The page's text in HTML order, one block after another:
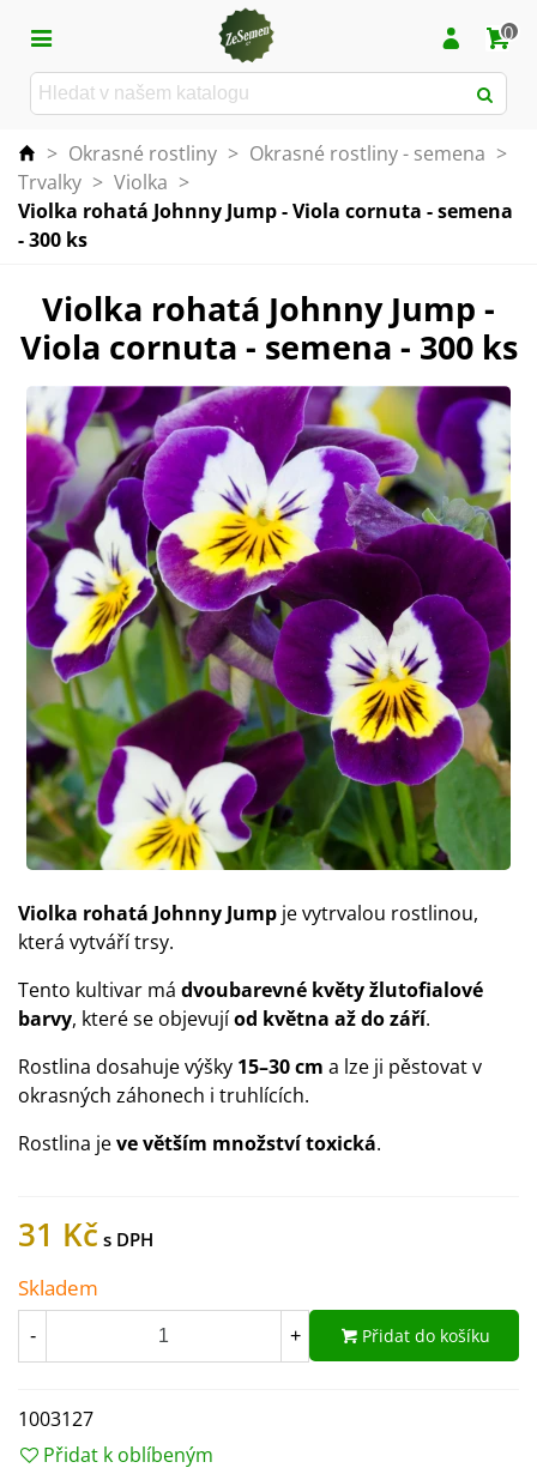
0
> Okrasné rostliny > Okrasné rostliny - semena >
Trvalky > Violka >
Violka rohatá Johnny Jump - Viola cornuta - semena
- 300 ks
Violka rohatá Johnny Jump -
Viola cornuta - semena - 300 ks
Violka rohatá Johnny Jump je vytrvalou rostlinou,
která vytváří trsy.
Tento kultivar má dvoubarevné květy žlutofialové
barvy, které se objevujíod května až do září.
Rostlina dosahuje výšky 15–30 cm a lze ji pěstovat v
okrasných záhonech i truhlících.
Rostlina jeve větším množství toxická.
31 Kč
Skladem
- + Přidat do košíku
1003127
Přidat k oblíbeným